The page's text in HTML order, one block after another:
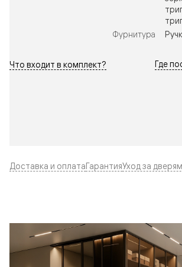
Фурнитура
Что входит в комплект? Где
Доставка и оплатаГарантияУход за